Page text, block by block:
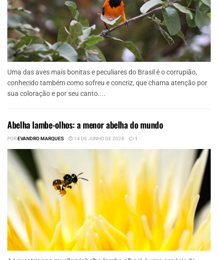
Uma das aves mais bonitas e peculiares do Brasil é o corrupião,
conhecido também como sofreu e concriz, que chama atenção por
sua coloração e por seu canto....
Abelha lambe-olhos: a menor abelha do mundo
POREVANDRO MARQUES 14 DE JUNHO DE 2024 1